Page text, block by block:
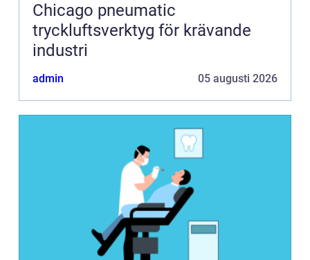
Chicago pneumatic
tryckluftsverktyg för krävande
industri
admin 05 augusti 2026